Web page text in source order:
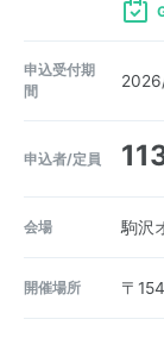
申込受付期
間
申込者/定員
会場 駒沢
開催場所 〒